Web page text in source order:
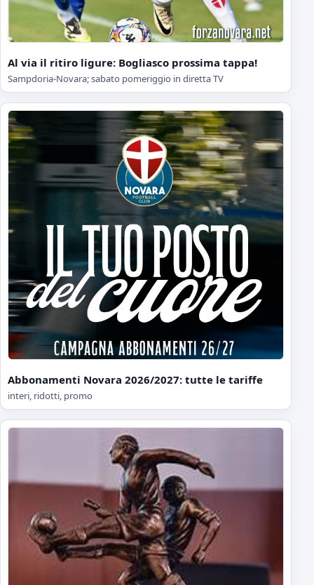
Al via il ritiro ligure: Bogliasco prossima tappa!
Sampdoria-Novara; sabato pomeriggio in diretta TV
Abbonamenti Novara 2026/2027: tutte le tariffe
interi, ridotti, promo